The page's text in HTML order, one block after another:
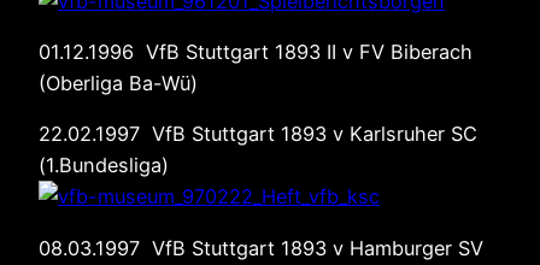
01.12.1996 VfB Stuttgart 1893 II v FV Biberach
(Oberliga Ba-Wü)
22.02.1997 VfB Stuttgart 1893 v Karlsruher SC
(1.Bundesliga)
08.03.1997 VfB Stuttgart 1893 v Hamburger SV